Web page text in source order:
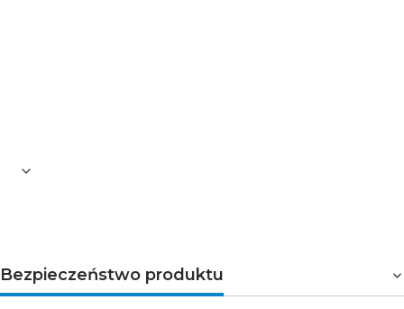
Bezpieczeństwo produktu